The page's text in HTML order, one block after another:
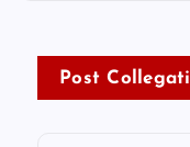
n
a
Post Collegati